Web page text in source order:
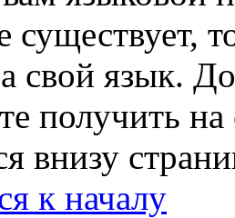
существует,
свой язык.
получить на
внизу
к началу